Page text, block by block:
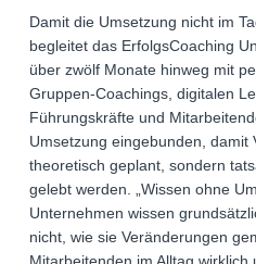
Damit die Umsetzung nicht im
begleitet das ErfolgsCoaching
über zwölf Monate hinweg mit
Gruppen-Coachings, digitalen
Führungskräfte und
Umsetzung eingebunden, damit
theoretisch geplant, sondern
gelebt werden. „Wissen ohne
Unternehmen wissen
nicht, wie sie Veränderungen